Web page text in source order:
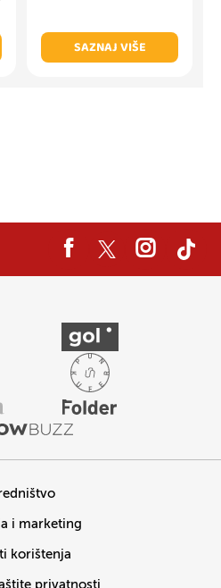
SAZNAJ VIŠE
i marketing
korištenja
privatnosti